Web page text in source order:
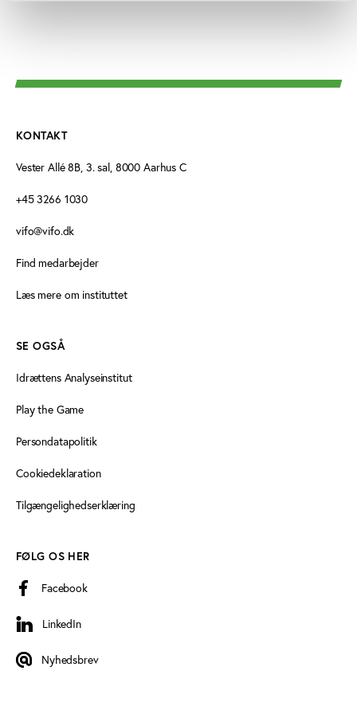
KONTAKT
Vester Allé 8B, 3. sal, 8000 Aarhus C
+45 3266 1030
vifo@vifo.dk
Find medarbejder
Læs mere om instituttet
SE OGSÅ
Idrættens Analyseinstitut
Play the Game
Persondatapolitik
Cookiedeklaration
Tilgængelighedserklæring
FØLG OS HER
Facebook
LinkedIn
LinkedIn
Nyhedsbrev
Nyhedsbrev